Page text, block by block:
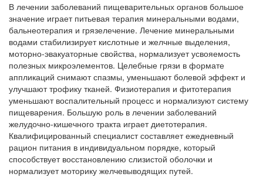
В лечении заболеваний пищеварительных органов большое
значение играет питьевая терапия минеральными водами,
бальнеотерапия и грязелечение. Лечение минеральными
водами стабилизирует кислотные и желчные выделения,
моторно-эвакуаторные свойства, нормализует усвояемость
полезных микроэлементов. Целебные грязи в формате
аппликаций снимают спазмы, уменьшают болевой эффект и
улучшают трофику тканей. Физиотерапия и фитотерапия
уменьшают воспалительный процесс и нормализуют систему
пищеварения. Большую роль в лечении заболеваний
желудочно-кишечного тракта играет диетотерапия.
Квалифицированный специалист составляет ежедневный
рацион питания в индивидуальном порядке, который
способствует восстановлению слизистой оболочки и
нормализует моторику желчевыводящих путей.